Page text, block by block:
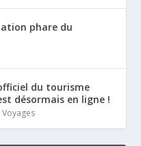
phare du
du tourisme
désormais en ligne !
Voyages